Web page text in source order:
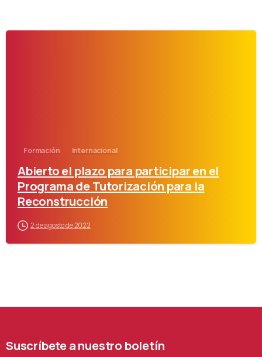
Formación Internacional
Abierto el plazo para participar en el
Programa de Tutorización para la
Reconstrucción
2 de agosto de 2022
Suscríbeteanuestro boletín